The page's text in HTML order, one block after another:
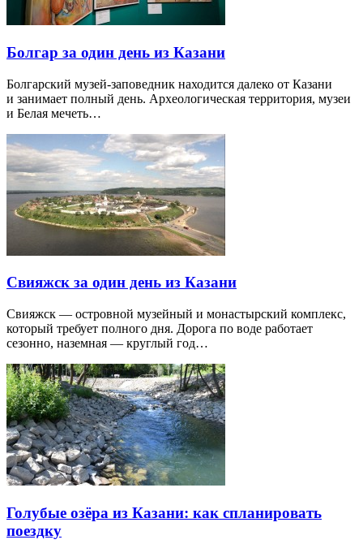
Болгар за один день из Казани
Болгарский музей-заповедник находится далеко от Казани
и занимает полный день. Археологическая территория, музеи
и Белая мечеть…
Свияжск за один день из Казани
Свияжск — островной музейный и монастырский комплекс,
который требует полного дня. Дорога по воде работает
сезонно, наземная — круглый год…
Голубые озёра из Казани: как спланировать
поездку